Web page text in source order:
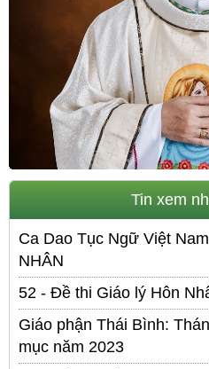
Tin xem
Ca Dao Tục Ngữ Việt
NHÂN
52 - Đề thi Giáo lý Hôn
Giáo phận Thái Bình:
mục năm 2023